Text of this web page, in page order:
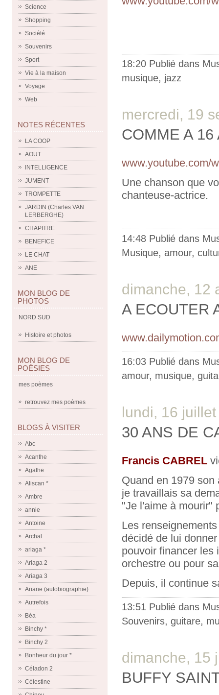
Science
Shopping
Société
Souvenirs
Sport
Vie à la maison
Voyage
Web
NOTES RÉCENTES
LA COOP
AOUT
INTELLIGENCE
JUMENT
TROMPETTE
JARDIN (Charles VAN
LERBERGHE)
CHAPITRE
BENEFICE
LE CHAT
ANE
MON BLOG DE
PHOTOS
NORD SUD
Histoire et photos
MON BLOG DE
POÉSIES
mes poèmes
retrouvez mes poèmes
BLOGS À VISITER
Abc
Acanthe
Agathe
Aliscan *
Ambre
annie
Antoine
Archal
ariaga *
Ariaga 2
Ariaga 3
Ariane (autobiographie)
Autrefois
Béa
Binchy *
Binchy 2
Bonheur du jour *
Céladon 2
Célestine
18:20 Publié dans
musique, jazz
mercredi, 19
COMME A 16
www.youtube.com/
Une chanson que
chanteuse-actrice.
14:48 Publié dans
Musique, amour,
dimanche, 12
A ECOUTER
16:03 Publié dans
amour, musique,
lundi, 16
30 ANS DE
Francis CABREL
Quand en 1979
je travaillais sa
"Je l'aime à mourir"
Les
décidé de lui
pouvoir financer les
orchestre ou pour
Depuis, il continue
13:51 Publié dans
Souvenirs, guitare,
dimanche, 15
BUFFY